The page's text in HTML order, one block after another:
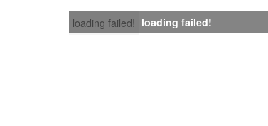
loading failed! loading failed!